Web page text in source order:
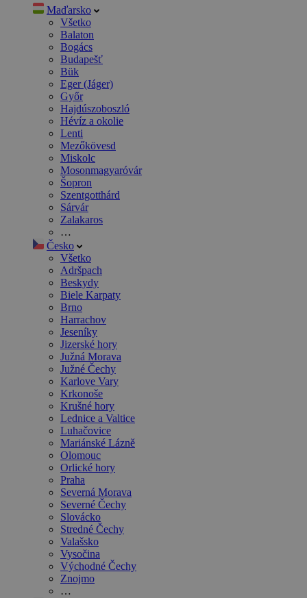
Maďarsko
Všetko
Balaton
Bogács
Budapešť
Bük
Eger (Jáger)
Győr
Hajdúszoboszló
Hévíz a okolie
Lenti
Mezőkövesd
Miskolc
Mosonmagyaróvár
Šopron
Szentgotthárd
Sárvár
Zalakaros
…
Česko
Všetko
Adršpach
Beskydy
Biele Karpaty
Brno
Harrachov
Jeseníky
Jizerské hory
Južná Morava
Južné Čechy
Karlove Vary
Krkonoše
Krušné hory
Lednice a Valtice
Luhačovice
Mariánské Lázně
Olomouc
Orlické hory
Praha
Severná Morava
Severné Čechy
Slovácko
Stredné Čechy
Valašsko
Vysočina
Východné Čechy
Znojmo
…